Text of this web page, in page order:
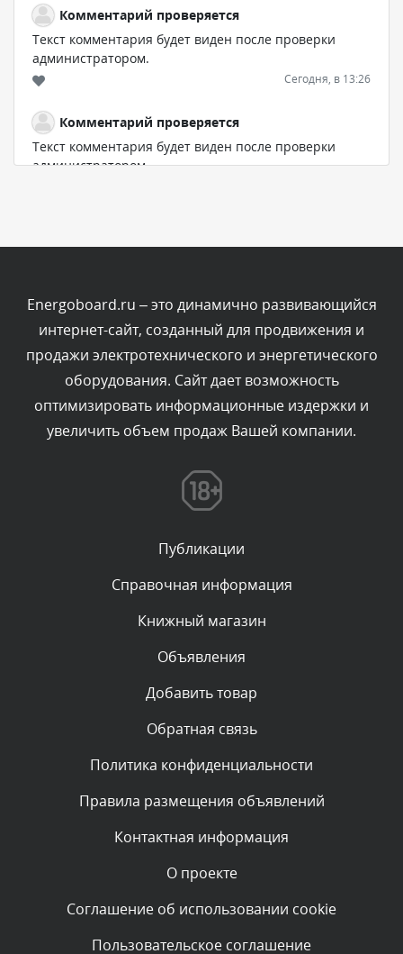
Комментарий проверяется
Текст комментария будет виден после проверки
администратором.
Сегодня, в 13:26
Комментарий проверяется
Текст комментария будет виден после проверки
администратором.
Комментарий проверяется
Текст комментария будет виден после проверки
администратором.
Сегодня, в 12:19
Комментарий проверяется
Текст комментария будет виден после проверки
Комментарий проверяется
Текст комментария будет виден после проверки
администратором.
Комментарий проверяется
администратором.
Комментарий проверяется
администратором.
Комментарий проверяется
администратором.
Energoboard.ru – это динамично развивающийся
интернет-сайт, созданный для продвижения и
продажи электротехнического и энергетического
оборудования. Сайт дает возможность
оптимизировать информационные издержки и
увеличить объем продаж Вашей компании.
Публикации
Справочная информация
Книжный магазин
Объявления
Добавить товар
Обратная связь
Политика конфиденциальности
Правила размещения объявлений
Контактная информация
О проекте
Соглашение об использовании cookie
Пользовательское соглашение